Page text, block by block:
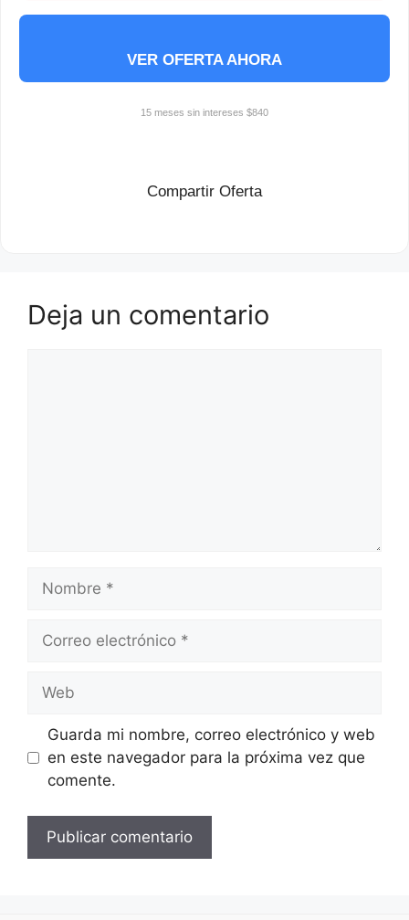
VER OFERTA AHORA
15 meses sin intereses $840
Compartir Oferta
Deja un comentario
Nombre
Correo
Web
Guarda mi nombre, correo electrónico y web
en este navegador para la próxima vez que
comente.